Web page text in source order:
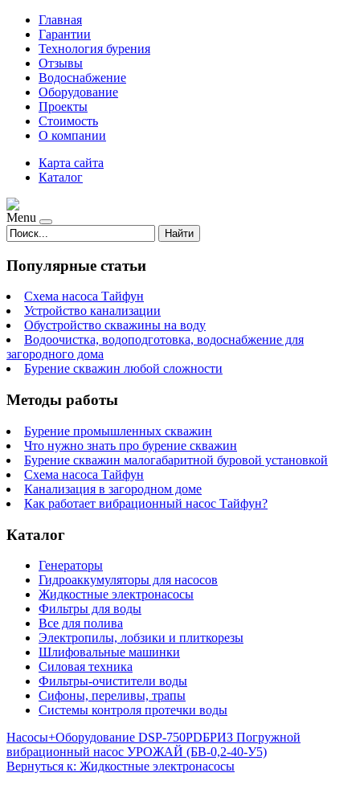
Главная
Гарантии
Технология бурения
Отзывы
Водоснабжение
Оборудование
Проекты
Стоимость
О компании
Карта сайта
Каталог
Menu
Найти
Популярные статьи
Схема насоса Тайфун
Устройство канализации
Обустройство скважины на воду
Водоочистка, водоподготовка, водоснабжение для
загородного дома
Бурение скважин любой сложности
Методы работы
Бурение промышленных скважин
Что нужно знать про бурение скважин
Бурение скважин малогабаритной буровой установкой
Схема насоса Тайфун
Канализация в загородном доме
Как работает вибрационный насос Тайфун?
Каталог
Генераторы
Гидроаккумуляторы для насосов
Жидкостные электронасосы
Фильтры для воды
Все для полива
Электропилы, лобзики и плиткорезы
Шлифовальные машинки
Силовая техника
Фильтры-очистители воды
Сифоны, переливы, трапы
Системы контроля протечки воды
Насосы+Оборудование DSP-750PDБРИЗ Погружной
вибрационный насос УРОЖАЙ (БВ-0,2-40-У5)
Вернуться к: Жидкостные электронасосы